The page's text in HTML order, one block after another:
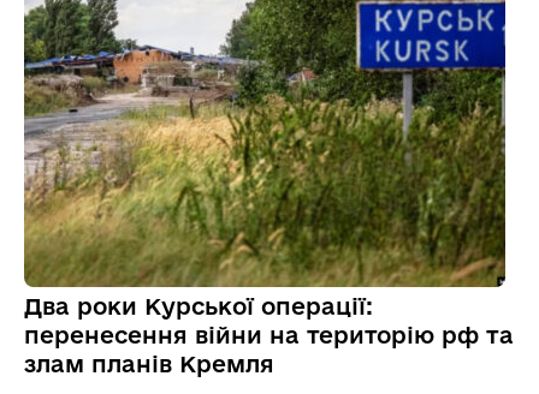
Два роки Курської операції:
перенесення війни на територію рф та
злам планів Кремля